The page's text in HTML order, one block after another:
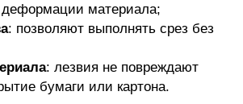
деформации материала;
: позволяют выполнять срез без
: лезвия не повреждают
бумаги или картона.